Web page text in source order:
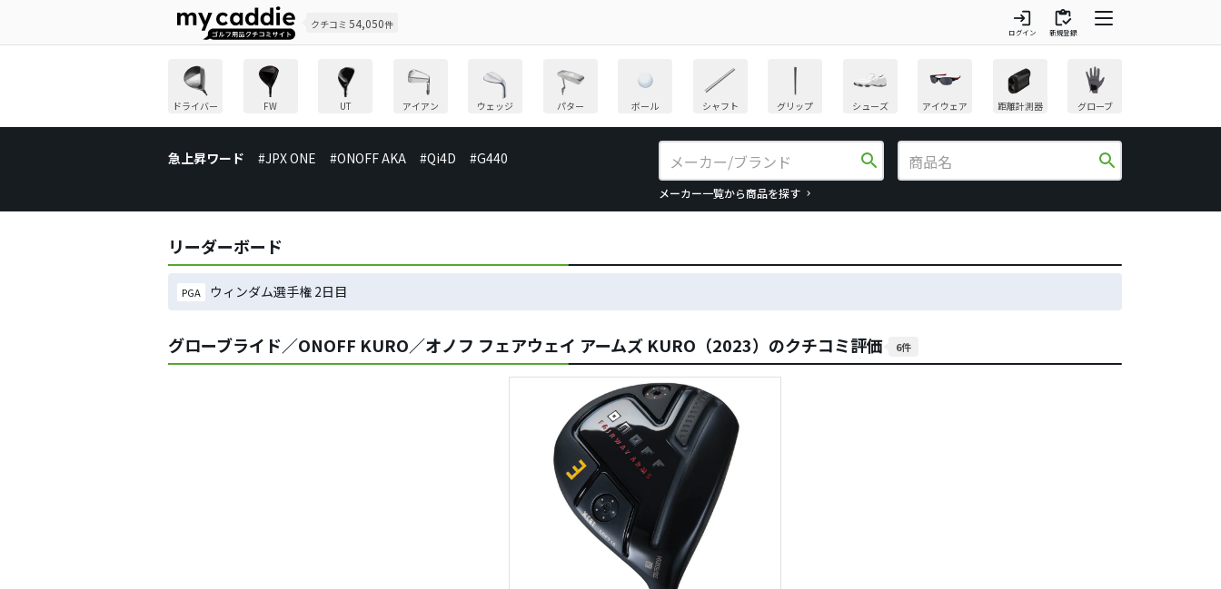
クチコミ 54,050件 login
ログイン
inventory
新規登録
ドライバー FW UT アイアン ウェッジ パター ボール シャフト グリップ シューズ アイウェア 距離計測器 グローブ
急上昇ワード #JPX ONE #ONOFF AKA #Qi4D #G440 search
メーカー一覧から商品を探す
search
リーダーボード
PGA ウィンダム選手権 2日目
グローブライド／ONOFF KURO／オノフ フェアウェイ アームズ KURO（2023）のクチコミ評価 6件